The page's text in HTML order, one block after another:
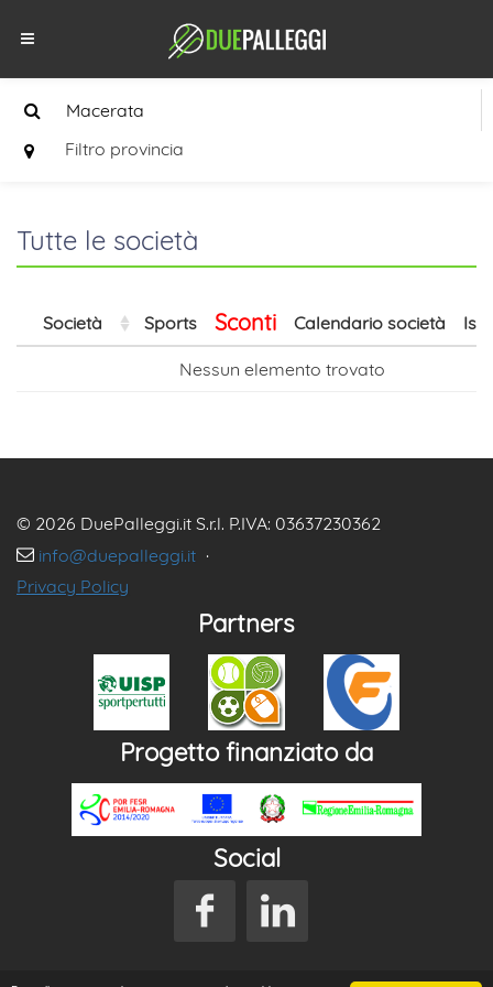
Filtro provincia
Tutte le società
Società Sports Sconti Calendario società
Nessun elemento trovato
© 2026 DuePalleggi.it S.r.l. P.IVA: 03637230362
info@duepalleggi.it ·
Privacy Policy
Partners
Progetto finanziato da
Social